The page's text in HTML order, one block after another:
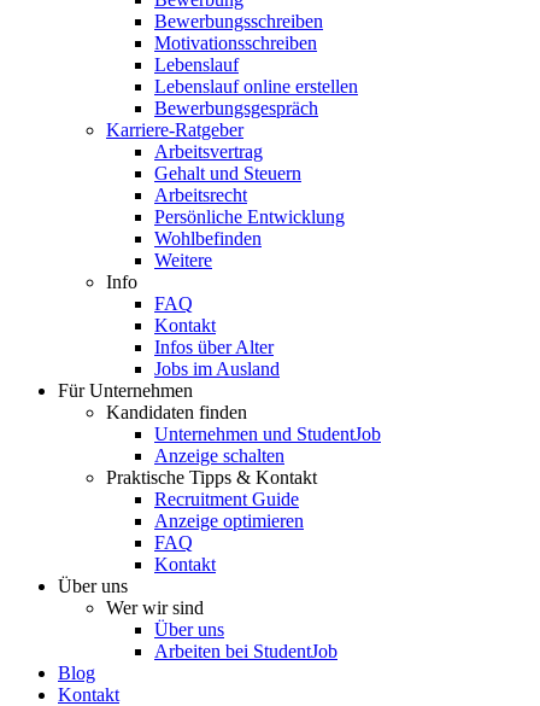
Bewerbungsschreiben
Motivationsschreiben
Lebenslauf
Lebenslauf online erstellen
Bewerbungsgespräch
Karriere-Ratgeber
Arbeitsvertrag
Gehalt und Steuern
Arbeitsrecht
Persönliche Entwicklung
Wohlbefinden
Weitere
Info
FAQ
Kontakt
Infos über Alter
Jobs im Ausland
Für Unternehmen
Kandidaten finden
Unternehmen und StudentJob
Anzeige schalten
Praktische Tipps & Kontakt
Recruitment Guide
Anzeige optimieren
FAQ
Kontakt
Über uns
Wer wir sind
Über uns
Arbeiten bei StudentJob
Blog
Kontakt